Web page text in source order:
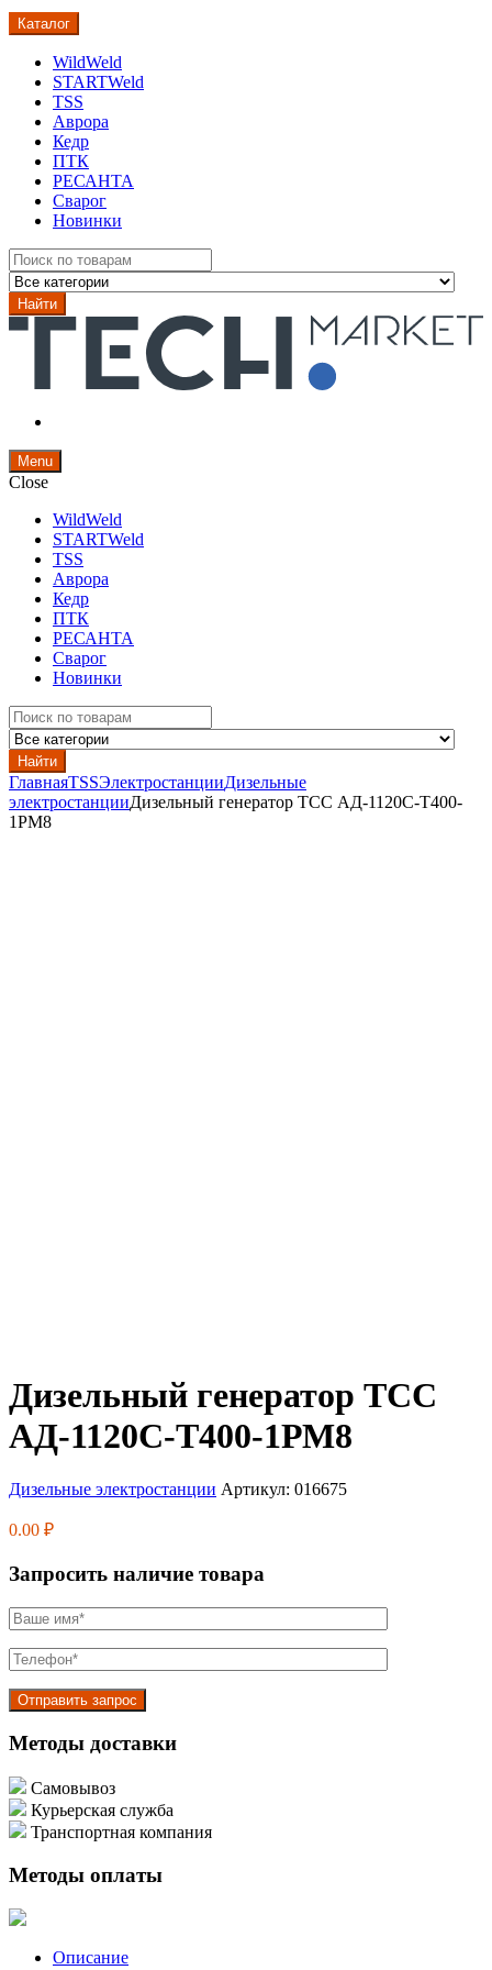
Каталог
WildWeld
STARTWeld
TSS
Аврора
Кедр
ПТК
РЕСАНТА
Сварог
Новинки
Search
for:
Найти
Menu
Close
WildWeld
STARTWeld
TSS
Аврора
Кедр
ПТК
РЕСАНТА
Сварог
Новинки
Search
for:
Найти
ГлавнаяTSSЭлектростанцииДизельные
электростанцииДизельный генератор ТСС АД-1120С-Т400-
1РМ8
Дизельный генератор ТСС
АД-1120С-Т400-1РМ8
Дизельные электростанции Артикул: 016675
0.00 ₽
Запросить наличие товара
Методы доставки
Самовывоз
Курьерская служба
Транспортная компания
Методы оплаты
Описание